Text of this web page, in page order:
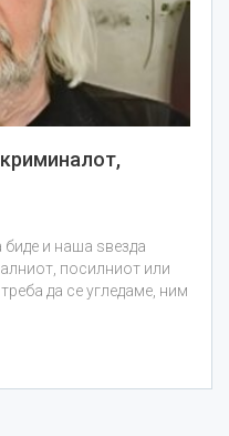
криминалот,
биде и наша ѕвезда
посилниот или
да се угледаме, ним